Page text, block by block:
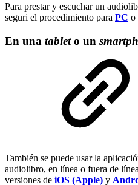
Para prestar y escuchar un
seguri el procedimiento para PC o
En una tableto un
También se puede usar la
audiolibro, en línea o fuera de
versiones de iOS (Apple) y